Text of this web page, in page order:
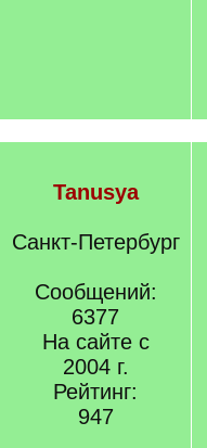
Tanusya
Санкт-Петербург
Сообщений:
6377
На сайте с
2004 г.
Рейтинг:
947